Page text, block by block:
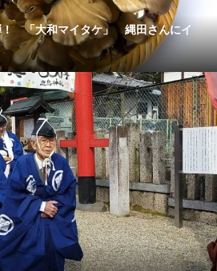
！ 「大和マイタケ」 縄田さんにイ